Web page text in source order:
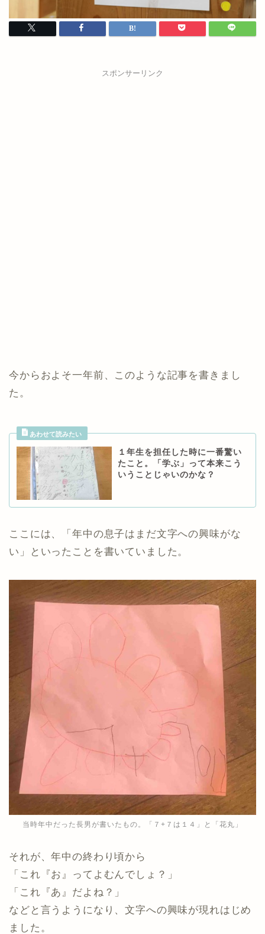
スポンサーリンク
今からおよそ一年前、このような記事を書きまし
た。
１年生を担任した時に一番驚い
たこと。「学ぶ」って本来こう
いうことじゃいのかな？
ここには、「年中の息子はまだ文字への興味がな
い」といったことを書いていました。
当時年中だった長男が書いたもの。「７+７は１４」と「花丸」
それが、年中の終わり頃から
「これ『お』ってよむんでしょ？」
「これ『あ』だよね？」
などと言うようになり、文字への興味が現れはじめ
ました。